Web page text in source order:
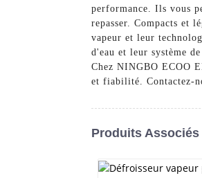
performance. Ils vous
repasser. Compacts et
vapeur et leur
d'eau et leur système
Chez NINGBO ECOO
et fiabilité. Contactez-
Produits Associés